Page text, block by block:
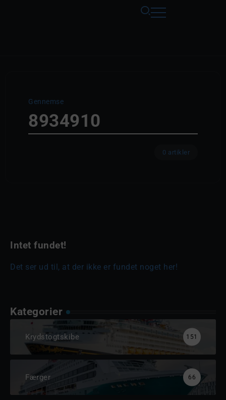
Gennemse
8934910
0 artikler
Intet fundet!
Det ser ud til, at der ikke er fundet noget her!
Kategorier
Krydstogtskibe 151
Færger 66